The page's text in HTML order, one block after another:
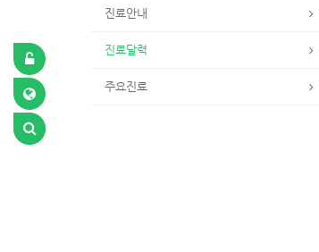
진료안내
진료달력
주요진료